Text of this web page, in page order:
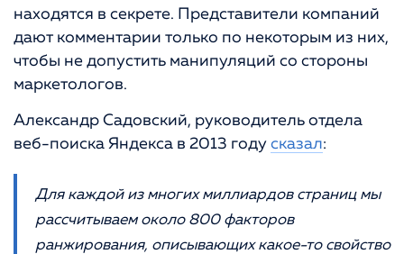
находятся в секрете. Представители компаний
дают комментарии только по некоторым из них,
чтобы не допустить манипуляций со стороны
маркетологов.
Александр Садовский, руководитель отдела
веб-поиска Яндекса в 2013 году сказал:
Для каждой из многих миллиардов страниц мы
рассчитываем около 800 факторов
ранжирования, описывающих какое-то свойство